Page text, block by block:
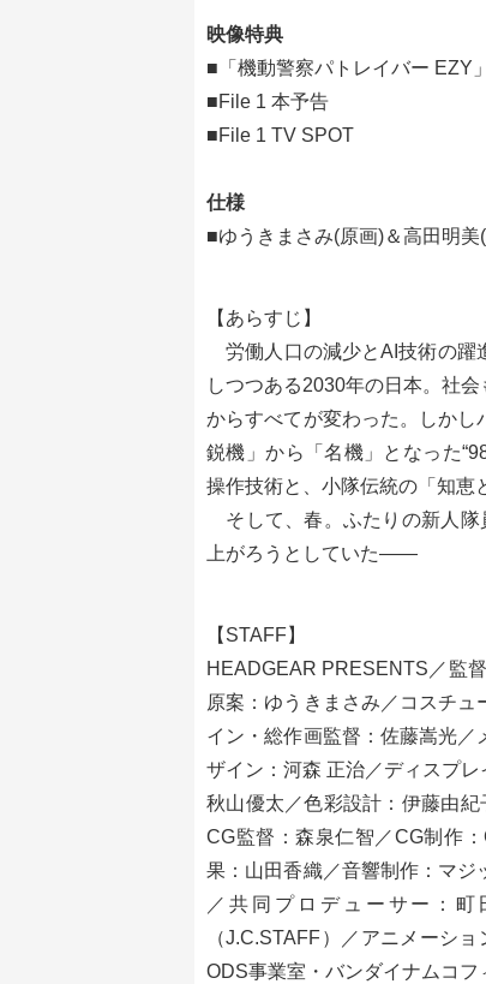
映像特典
■「機動警察パトレイバー EZY
■File 1 本予告
■File 1 TV SPOT
仕様
■ゆうきまさみ(原画)＆高田明
【あらすじ】
労働人口の減少とAI技術の躍
しつつある2030年の日本。社
からすべてが変わった。しか
鋭機」から「名機」となった
操作技術と、小隊伝統の「知恵
そして、春。ふたりの新人隊
上がろうとしていた――
【STAFF】
HEADGEAR PRESENTS／監
原案：ゆうきまさみ／コスチ
イン・総作画監督：佐藤嵩光
ザイン：河森 正治／ディスプ
秋山優太／色彩設計：伊藤由
CG監督：森泉仁智／CG制作
果：山田香織／音響制作：マ
／共同プロデューサー：
（J.C.STAFF）／アニメーシ
ODS事業室・バンダイナムコ